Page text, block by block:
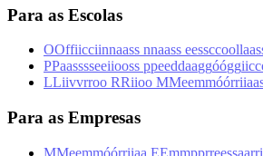
Para as Escolas
OOffiicciinnaass nnaass eessccoollaas
PPaasssseeiiooss ppeeddaaggóóggiicc
LLiivvrroo RRiioo MMeemmóórriiaa
Para as Empresas
MMeemmóórriiaa EEmmpprreessaarri